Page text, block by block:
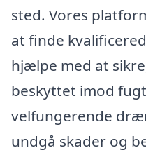
sted. Vores
at finde
hjælpe med at
beskyttet imod
velfungerende
undgå skader og